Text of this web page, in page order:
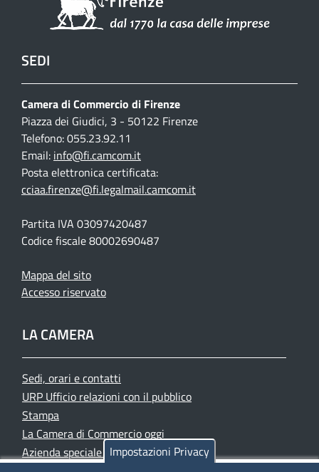
SEDI
Camera di Commercio di Firenze
Piazza dei Giudici, 3 - 50122 Firenze
Telefono: 055.23.92.11
Email: info@fi.camcom.it
Posta elettronica certificata:
cciaa.firenze@fi.legalmail.camcom.it
Partita IVA 03097420487
Codice fiscale 80002690487
Mappa del sito
Accesso riservato
LA CAMERA
Sedi, orari e contatti
URP Ufficio relazioni con il pubblico
Stampa
La Camera di Commercio oggi
Azienda speciale PromoFirenze
Impostazioni Privacy